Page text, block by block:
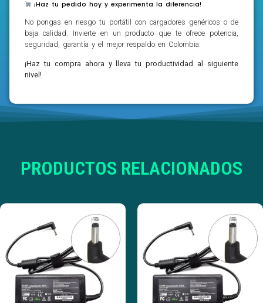
¡Haz tu pedido hoy y experimenta la diferencia!
No pongas en riesgo tu portátil con cargadores genéricos o de
baja calidad. Invierte en un producto que te ofrece potencia,
seguridad, garantía y el mejor respaldo en Colombia.
¡Haz tu compra ahora y lleva tu productividad al siguiente
nivel!
PRODUCTOS RELACIONADOS